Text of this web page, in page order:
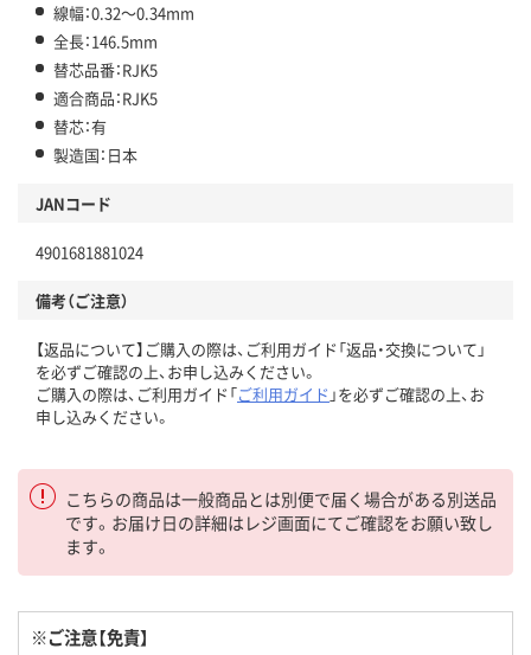
線幅：0.32～0.34mm
全長：146.5mm
替芯品番：RJK5
適合商品：RJK5
替芯：有
製造国：日本
JANコード
4901681881024
備考（ご注意）
【返品について】ご購入の際は、ご利用ガイド「返品・交換について」
を必ずご確認の上、お申し込みください。
ご購入の際は、ご利用ガイド「ご利用ガイド 」を必ずご確認の上、お
申し込みください。
こちらの商品は一般商品とは別便で届く場合がある別送品
です。お届け日の詳細はレジ画面にてご確認をお願い致し
ます。
※ご注意【免責】